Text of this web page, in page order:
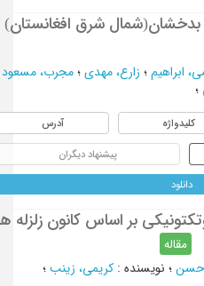
بدخشان(شمال شرق افغانستان)
ابراهیم؛ زارع، مهدی؛ مجرب، مسعود
؛
کلیدواژه آدرس
پیشنهاد دیگران
دانلود
بر اساس کانون زلزله ها
مقاله
حسن؛ نویسنده: کریمی، زینب؛